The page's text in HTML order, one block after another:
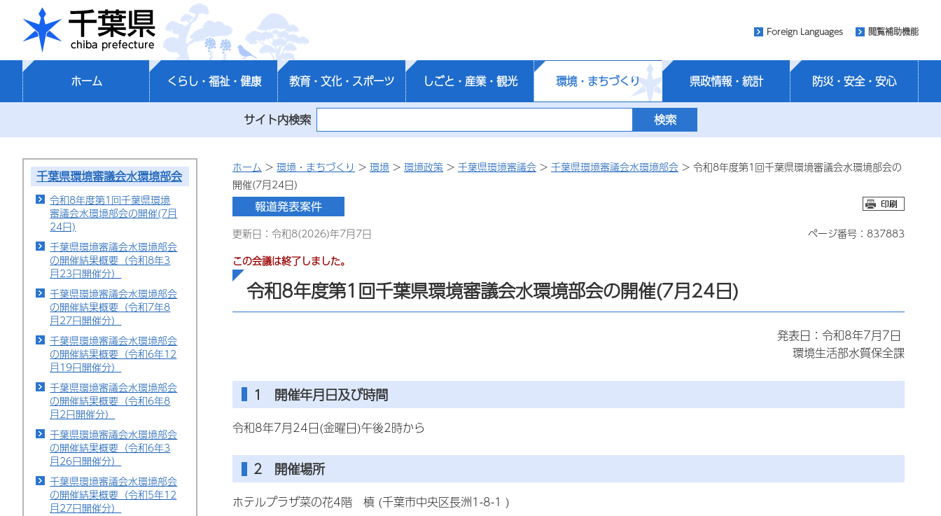
千葉県
Foreign Languages 閲覧補助機能
ホーム くらし・福祉・健康 教育・文化・スポーツ しごと・産業・観光 環境・まちづくり 県政情報・統計 防災・安全・安心
サイト内検索
千葉県環境審議会水環境部会
令和8年度第1回千葉県環境
審議会水環境部会の開催(7月
24日)
千葉県環境審議会水環境部会
の開催結果概要（令和8年3
月23日開催分）
千葉県環境審議会水環境部会
の開催結果概要（令和7年8
月27日開催分）
千葉県環境審議会水環境部会
の開催結果概要（令和6年12
月19日開催分）
千葉県環境審議会水環境部会
の開催結果概要（令和6年8
月2日開催分）
千葉県環境審議会水環境部会
の開催結果概要（令和6年3
月26日開催分）
千葉県環境審議会水環境部会
の開催結果概要（令和5年12
月27日開催分）
ホーム > 環境・まちづくり > 環境 > 環境政策 > 千葉県環境審議会 > 千葉県環境審議会水環境部会 > 令和8年度第1回千葉県環境審議会水環境部会の
開催(7月24日)
更新日：令和8(2026)年7月7日
ページ番号：837883
この会議は終了しました。
令和8年度第1回千葉県環境審議会水環境部会の開催(7月24日)
発表日：令和8年7月7日
環境生活部水質保全課
1 開催年月日及び時間
令和8年7月24日(金曜日)午後2時から
2 開催場所
ホテルプラザ菜の花4階 槙 (千葉市中央区長洲1-8-1 )